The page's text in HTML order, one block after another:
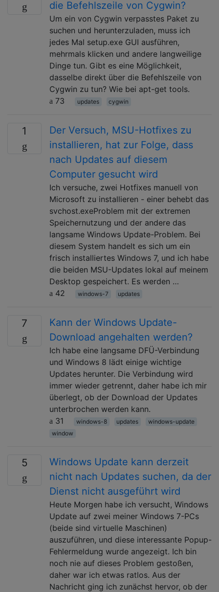
die Befehlszeile von Cygwin?
Um ein von Cygwin verpasstes Paket zu
suchen und herunterzuladen, muss ich
jedes Mal setup.exe GUI ausführen,
mehrmals klicken und andere langweilige
Dinge tun. Gibt es eine Möglichkeit,
dasselbe direkt über die Befehlszeile von
Cygwin zu tun? Wie bei apt-get tools.
73
updates cygwin
1
Der Versuch, MSU-Hotfixes zu
installieren, hat zur Folge, dass
nach Updates auf diesem
Computer gesucht wird
Ich versuche, zwei Hotfixes manuell von
Microsoft zu installieren - einer behebt das
svchost.exeProblem mit der extremen
Speichernutzung und der andere das
langsame Windows Update-Problem. Bei
diesem System handelt es sich um ein
frisch installiertes Windows 7, und ich habe
die beiden MSU-Updates lokal auf meinem
Desktop gespeichert. Es werden …
42
windows-7 updates
7
Kann der Windows Update-
Download angehalten werden?
Ich habe eine langsame DFÜ-Verbindung
und Windows 8 lädt einige wichtige
Updates herunter. Die Verbindung wird
immer wieder getrennt, daher habe ich mir
überlegt, ob der Download der Updates
unterbrochen werden kann.
31
windows-8 updates
windows-update
window
5
Windows Update kann derzeit
nicht nach Updates suchen, da der
Dienst nicht ausgeführt wird
Heute Morgen habe ich versucht, Windows
Update auf zwei meiner Windows 7-PCs
(beide sind virtuelle Maschinen)
auszuführen, und diese interessante Popup-
Fehlermeldung wurde angezeigt. Ich bin
noch nie auf dieses Problem gestoßen,
daher war ich etwas ratlos. Aus der
Nachricht ging ich zunächst hervor, ob der